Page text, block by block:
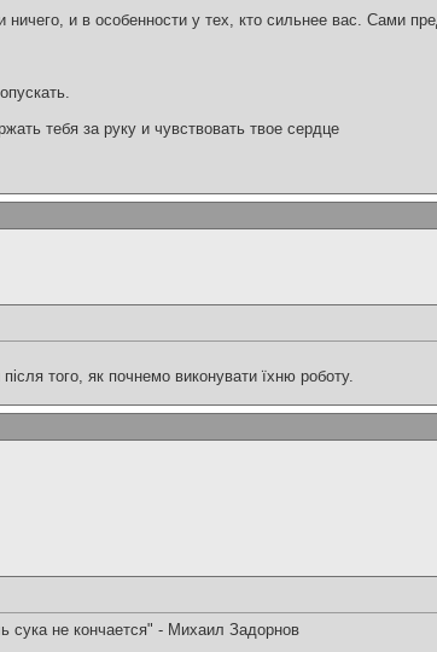
ничего, и в особенности у тех, кто сильнее вас. Сами
тебя за руку и чувствовать твое сердце
того, як почнемо виконувати їхню роботу.
сука не кончается" - Михаил Задорнов